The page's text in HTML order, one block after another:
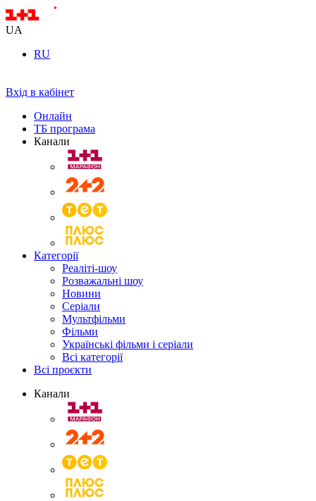
UA
RU
Вхід в кабінет
Онлайн
ТБ програма
Канали
Категорії
Реаліті-шоу
Розважальні шоу
Новини
Серіали
Мультфільми
Фільми
Українські фільми і серіали
Всі категорії
Всі проєкти
Канали